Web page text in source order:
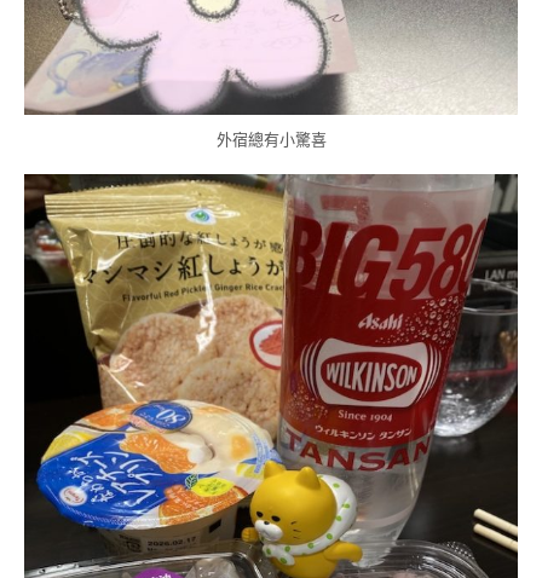
外宿總有小驚喜